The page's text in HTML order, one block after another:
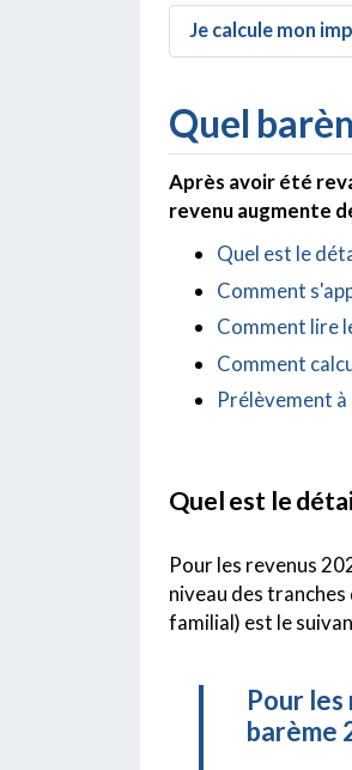
Je calcule mon
Quel
Après avoir été
revenu augmente
Quel est le
Comment
Comment lire
Comment
Prélèvement
Quel est le
Pour les revenus
niveau des
familial) est le
Pour
barème